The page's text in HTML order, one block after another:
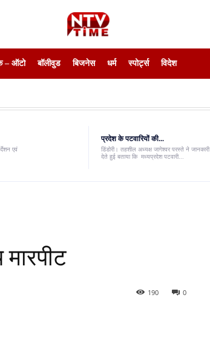
– ऑटो बॉलीवुड बिजनेस धर्म स्पोर्ट्स विदेश
एवं
प्रदेश के पटवारियों की...
डिंडोरी। तहशील अध्यक्ष जागेश्वर परस्ते ने जानकारी
देते हुई बताया कि मध्यप्रदेश पटवारी...
0
190